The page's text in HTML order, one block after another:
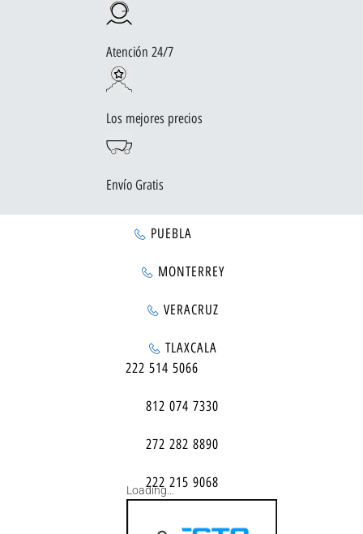
Atención 24/7
Los mejores precios
Envío Gratis
PUEBLA
MONTERREY
VERACRUZ
TLAXCALA
222 514 5066
812 074 7330
272 282 8890
222 215 9068
Loading...